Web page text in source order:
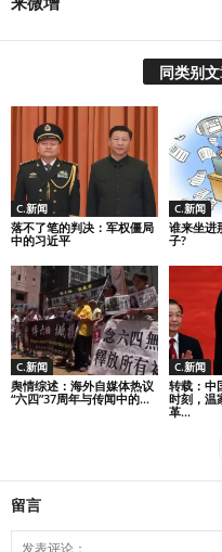
同类别
C.新闻
落不了笔的判决：军权僵局
中的习近平
C.新闻
谁来坐进
子?
C.新闻
舆情综述：海外自媒体热议
“六四”37周年与传闻中的...
C.新闻
转载：中
时刻，温
革...
留言